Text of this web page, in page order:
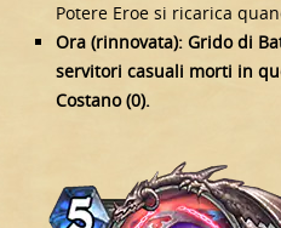
Potere Eroe si ricarica
Ora (rinnovata): Grido di
servitori casuali morti in
Costano (0).